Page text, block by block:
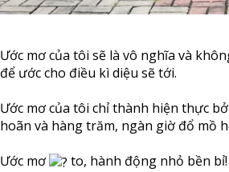
Ước mơ của tôi sẽ là vô nghĩa và
để ước cho điều kì diệu sẽ tới.
Ước mơ của tôi chỉ thành hiện thực
hoãn và hàng trăm, ngàn giờ đổ mồ
Ước mơ
to, hành động nhỏ bền bỉ!